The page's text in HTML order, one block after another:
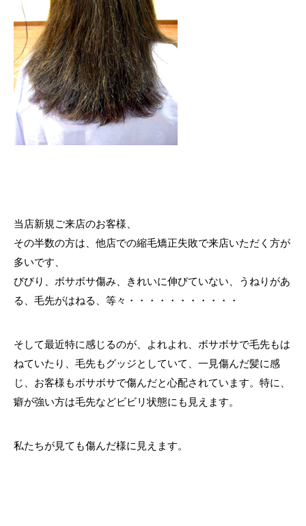
当店新規ご来店のお客様、
その半数の方は、他店での縮毛矯正失敗で来店いただく方が
多いです、
びびり、ボサボサ傷み、きれいに伸びていない、うねりがあ
る、毛先がはねる、等々・・・・・・・・・・・
そして最近特に感じるのが、よれよれ、ボサボサで毛先もは
ねていたり、毛先もグッジとしていて、一見傷んだ髪に感
じ、お客様もボサボサで傷んだと心配されています。特に、
癖が強い方は毛先などビビリ状態にも見えます。
私たちが見ても傷んだ様に見えます。